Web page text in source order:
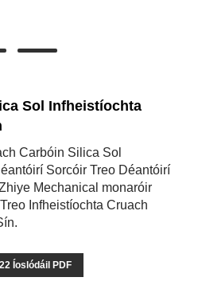
Sol Infheistíochta
Carbóin Silica Sol
Sorcóir Treo Déantóirí
Mechanical monaróir
Infheistíochta Cruach
Íoslódáil PDF